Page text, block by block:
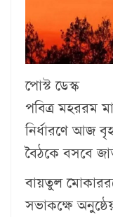
পোস্ট ডেস্ক
পবিত্র মহররম
নির্ধারণে আজ
বৈঠকে বসবে
বায়তুল
সভাকক্ষে